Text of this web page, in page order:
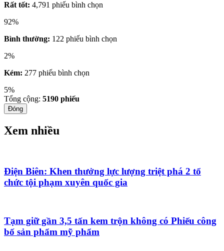
Rất tốt: 4,791 phiếu bình chọn
92%
Bình thường: 122 phiếu bình chọn
2%
Kém: 277 phiếu bình chọn
5%
Tổng cộng: 5190 phiếu
Đóng
Xem nhiều
Điện Biên: Khen thưởng lực lượng triệt phá 2 tổ
chức tội phạm xuyên quốc gia
Tạm giữ gần 3,5 tấn kem trộn không có Phiếu công
bố sản phẩm mỹ phẩm